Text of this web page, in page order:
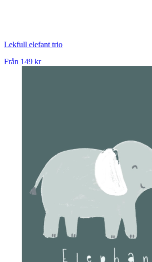
Lekfull elefant trio
Från 149 kr